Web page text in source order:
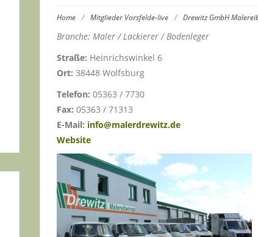
Home / Mitglieder Vorsfelde-live / Drewitz GmbH
Branche: Maler / Lackierer / Bodenleger
Straße: Heinrichswinkel 6
Ort: 38448 Wolfsburg
Telefon: 05363 / 7730
Fax: 05363 / 71313
E-Mail: info@malerdrewitz.de
Website